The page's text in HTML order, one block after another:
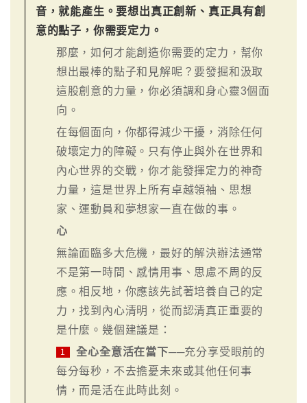
音，就能產生。要想出真正創新、真正具有創
意的點子，你需要定力。
那麼，如何才能創造你需要的定力，幫你
想出最棒的點子和見解呢？要發掘和汲取
這股創意的力量，你必須調和身心靈3個面
向。
在每個面向，你都得減少干擾，消除任何
破壞定力的障礙。只有停止與外在世界和
內心世界的交戰，你才能發揮定力的神奇
力量，這是世界上所有卓越領袖、思想
家、運動員和夢想家一直在做的事。
心
無論面臨多大危機，最好的解決辦法通常
不是第一時間、感情用事、思慮不周的反
應。相反地，你應該先試著培養自己的定
力，找到內心清明，從而認清真正重要的
是什麼。幾個建議是：
1 全心全意活在當下──充分享受眼前的
每分每秒，不去擔憂未來或其他任何事
情，而是活在此時此刻。